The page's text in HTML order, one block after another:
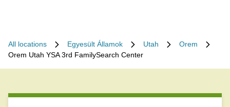
All locations Egyesült Államok Utah
Orem
Orem Utah YSA 3rd FamilySearch Center